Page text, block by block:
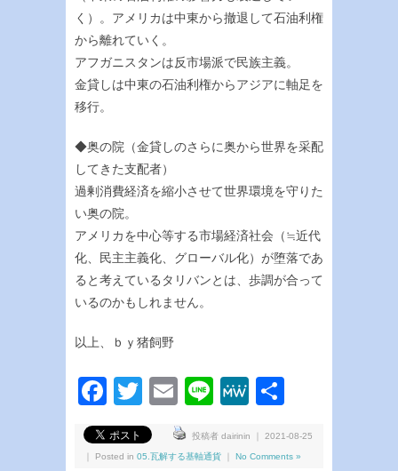
く）。アメリカは中東から撤退して石油利権
から離れていく。
アフガニスタンは反市場派で民族主義。
金貸しは中東の石油利権からアジアに軸足を
移行。
◆奥の院（金貸しのさらに奥から世界を采配
してきた支配者）
過剰消費経済を縮小させて世界環境を守りた
い奥の院。
アメリカを中心等する市場経済社会（≒近代
化、民主主義化、グローバル化）が堕落であ
ると考えているタリバンとは、歩調が合って
いるのかもしれません。
以上、ｂｙ猪飼野
Facebook
Twitter
EmailLineMeWe
投稿者 dairinin ｜ 2021-08-25
｜ Posted in 05.瓦解する基軸通貨 No Comments »